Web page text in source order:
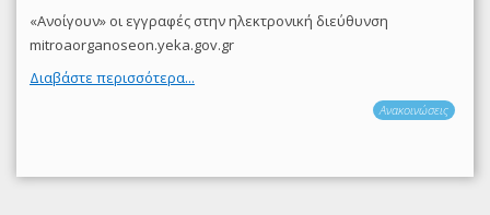
«Ανοίγουν» οι εγγραφές στην ηλεκτρονική διεύθυνση
mitroaorganoseon.yeka.gov.gr
Διαβάστε περισσότερα...
Ανακοινώσεις